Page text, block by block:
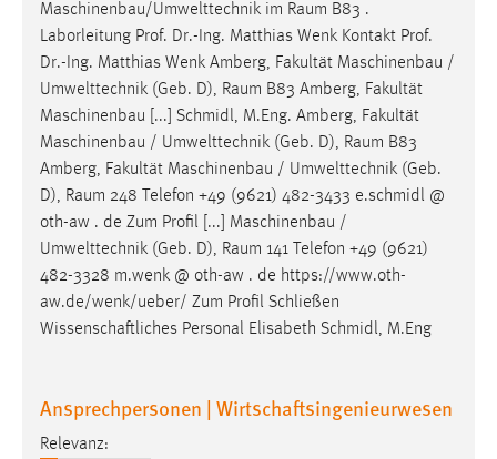
Maschinenbau/Umwelttechnik im Raum B83 .
Laborleitung Prof. Dr.-Ing. Matthias Wenk Kontakt Prof.
Dr.-Ing. Matthias Wenk Amberg, Fakultät Maschinenbau /
Umwelttechnik (Geb. D), Raum B83 Amberg, Fakultät
Maschinenbau [...] Schmidl, M.Eng. Amberg, Fakultät
Maschinenbau / Umwelttechnik (Geb. D), Raum B83
Amberg, Fakultät Maschinenbau / Umwelttechnik (Geb.
D), Raum 248 Telefon +49 (9621) 482-3433 e.schmidl @
oth-aw . de Zum Profil [...] Maschinenbau /
Umwelttechnik (Geb. D), Raum 141 Telefon +49 (9621)
482-3328 m.wenk @ oth-aw . de https://www.oth-
aw.de/wenk/ueber/ Zum Profil Schließen
Wissenschaftliches Personal Elisabeth Schmidl, M.Eng
Ansprechpersonen | Wirtschaftsingenieurwesen
Relevanz: